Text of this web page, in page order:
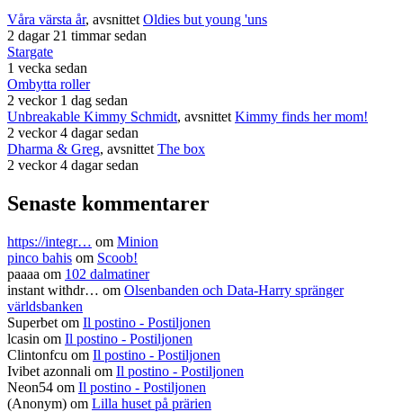
Våra värsta år, avsnittet Oldies but young 'uns
2 dagar 21 timmar sedan
Stargate
1 vecka sedan
Ombytta roller
2 veckor 1 dag sedan
Unbreakable Kimmy Schmidt, avsnittet Kimmy finds her mom!
2 veckor 4 dagar sedan
Dharma & Greg, avsnittet The box
2 veckor 4 dagar sedan
Senaste kommentarer
https://integr… om Minion
pinco bahis om Scoob!
paaaa om 102 dalmatiner
instant withdr… om Olsenbanden och Data-Harry spränger
världsbanken
Superbet om Il postino - Postiljonen
lcasin om Il postino - Postiljonen
Clintonfcu om Il postino - Postiljonen
Ivibet azonnali om Il postino - Postiljonen
Neon54 om Il postino - Postiljonen
(Anonym) om Lilla huset på prärien